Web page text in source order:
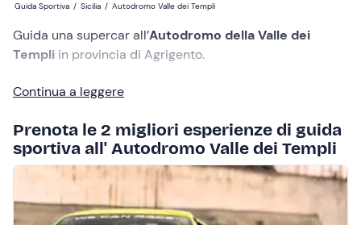
Guida Sportiva / Sicilia / Autodromo Valle dei Templi
Guida una supercar all’Autodromo della Valle dei
Templi in provincia di Agrigento.
Questo bellissimocircuito
sperimentare il brivido della velocità sulle migliori auto
di casaFerrari, Lamborghini,Porsche, BMWoAlfa
Romeo.
Continua a leggere
Prenota le 2 migliori esperienze di guida
sportiva all' Autodromo Valle dei Templi